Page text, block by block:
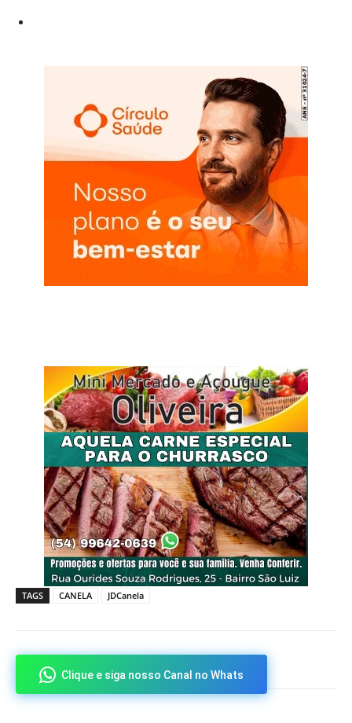
TAGS CANELA JDCanela
Clique e siga nosso Canal no Whats